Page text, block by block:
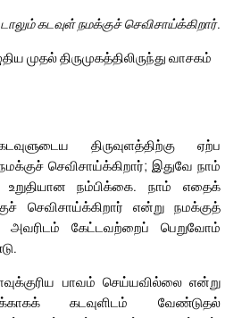
கடவுள் நமக்குச் செவிசாய்க்கிறார்.
முதல் திருமுகத்திலிருந்து வாசகம்
திருவுளத்திற்கு ஏற்ப
செவிசாய்க்கிறார்; இதுவே நாம்
நம்பிக்கை. நாம் எதைக்
செவிசாய்க்கிறார் என்று நமக்குத்
அவரிடம் கேட்டவற்றைப் பெறுவோம்
பாவம் செய்யவில்லை என்று
கடவுளிடம் வேண்டுதல்